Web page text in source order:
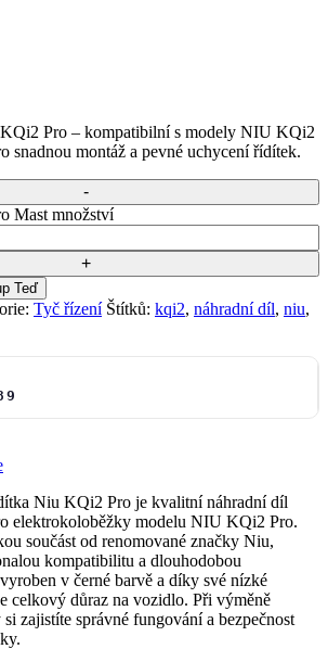
Pro – kompatibilní s modely NIU KQi2
snadnou montáž a pevné uchycení řídítek.
Mast množství
Teď
Tyč řízení Štítků: kqi2, náhradní díl, niu,
Niu KQi2 Pro je kvalitní náhradní díl
elektrokoloběžky modelu NIU KQi2 Pro.
součást od renomované značky Niu,
kompatibilitu a dlouhodobou
v černé barvě a díky své nízké
celkový důraz na vozidlo. Při výměně
zajistíte správné fungování a bezpečnost